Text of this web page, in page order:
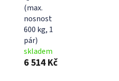
(max.
nosnost
600 kg, 1
pár)
skladem
6 514 Kč